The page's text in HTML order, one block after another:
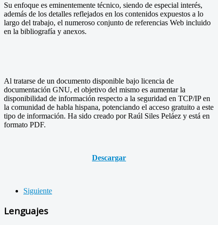
Su enfoque es eminentemente técnico, siendo de especial interés,
además de los detalles reflejados en los contenidos expuestos a lo
largo del trabajo, el numeroso conjunto de referencias Web incluido
en la bibliografía y anexos.
Al tratarse de un documento disponible bajo licencia de
documentación GNU, el objetivo del mismo es aumentar la
disponibilidad de información respecto a la seguridad en TCP/IP en
la comunidad de habla hispana, potenciando el acceso gratuito a este
tipo de información. Ha sido creado por Raúl Siles Peláez y está en
formato PDF.
Descargar
Siguiente
Lenguajes